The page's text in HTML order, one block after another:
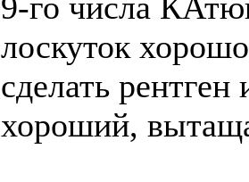
лоскуток
сделать
хороший,